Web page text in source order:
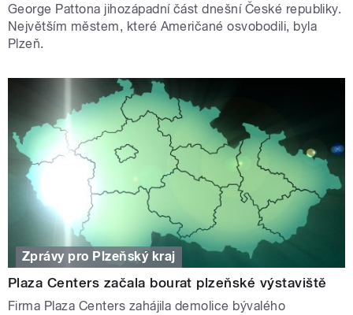
George Pattona jihozápadní část dnešní České republiky.
Největším městem, které Američané osvobodili, byla
Plzeň.
Zprávy pro Plzeňský kraj
Plaza Centers začala bourat plzeňské výstaviště
Firma Plaza Centers zahájila demolice bývalého